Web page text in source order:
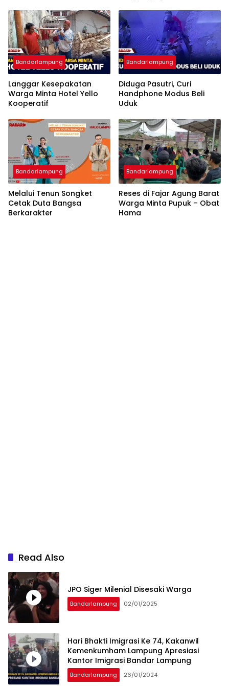
Bandarlampung
Langgar Kesepakatan
Warga Minta Hotel Yello
Kooperatif
Bandarlampung
Diduga Pasutri, Curi
Handphone Modus Beli
Uduk
Bandarlampung
Melalui Tenun Songket
Cetak Duta Bangsa
Berkarakter
Bandarlampung
Reses di Fajar Agung Barat
Warga Minta Pupuk – Obat
Hama
Read Also
JPO Siger Milenial Disesaki Warga
Bandarlampung 02/01/2025
Hari Bhakti Imigrasi Ke 74, Kakanwil
Kemenkumham Lampung Apresiasi
Kantor Imigrasi Bandar Lampung
Bandarlampung 26/01/2024